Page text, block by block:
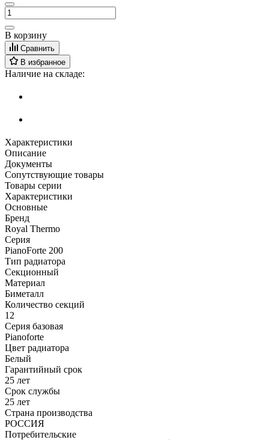
В корзину
Сравнить
В избранное
Наличие на складе:
Характеристики
Описание
Документы
Сопутствующие товары
Товары серии
Характеристики
Основные
Бренд
Royal Thermo
Серия
PianoForte 200
Тип радиатора
Секционный
Материал
Биметалл
Количество секций
12
Серия базовая
Pianoforte
Цвет радиатора
Белый
Гарантийный срок
25 лет
Срок службы
25 лет
Страна производства
РОССИЯ
Потребительские